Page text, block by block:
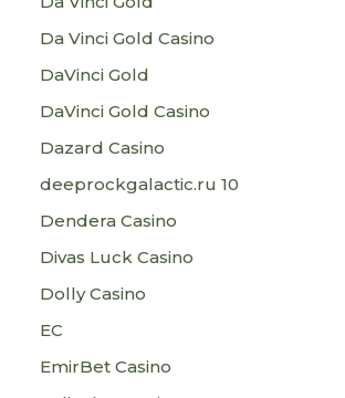
Da Vinci Gold Casino
DaVinci Gold
DaVinci Gold Casino
Dazard Casino
deeprockgalactic.ru 10
Dendera Casino
Divas Luck Casino
Dolly Casino
EC
EmirBet Casino